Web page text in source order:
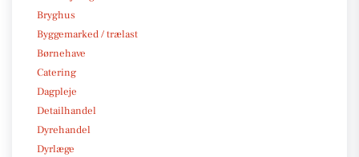
Bryghus
Byggemarked / trælast
Børnehave
Catering
Dagpleje
Detailhandel
Dyrehandel
Dyrlæge